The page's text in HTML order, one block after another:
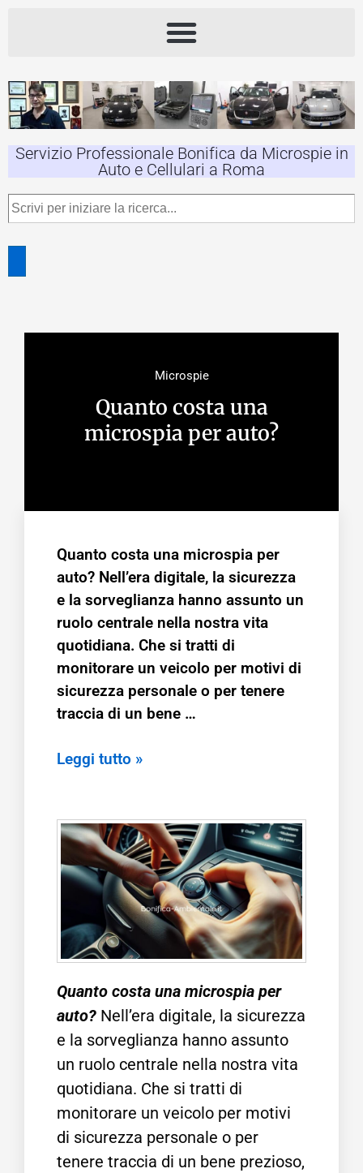
Servizio Professionale Bonifica da Microspie in
Auto e Cellulari a Roma
Microspie
Quanto costa una
microspia per auto?
Quanto costa una microspia per
auto? Nell’era digitale, la sicurezza
e la sorveglianza hanno assunto un
ruolo centrale nella nostra vita
quotidiana. Che si tratti di
monitorare un veicolo per motivi di
sicurezza personale o per tenere
traccia di un bene …
Leggi tutto »
Quanto costa una microspia per
auto? Nell’era digitale, la sicurezza
e la sorveglianza hanno assunto
un ruolo centrale nella nostra vita
quotidiana. Che si tratti di
monitorare un veicolo per motivi
di sicurezza personale o per
tenere traccia di un bene prezioso,